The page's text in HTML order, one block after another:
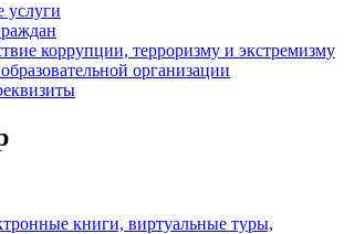
услуги
коррупции, терроризму и экстремизму
организации
книги, виртуальные туры,